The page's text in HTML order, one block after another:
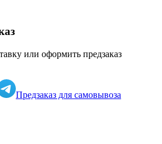
или оформить предзаказ
Предзаказ для самовывоза